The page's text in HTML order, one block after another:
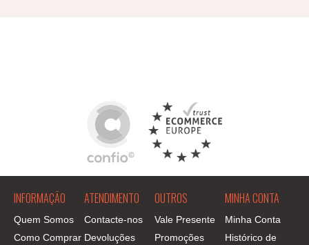
INFORMAÇÃO
Quem Somos
Como Comprar
ATENDIMENTO
Contacte-nos
Devoluções
OUTROS
Vale Presente
Promoções
MINHA CONTA
Minha Conta
Histórico de